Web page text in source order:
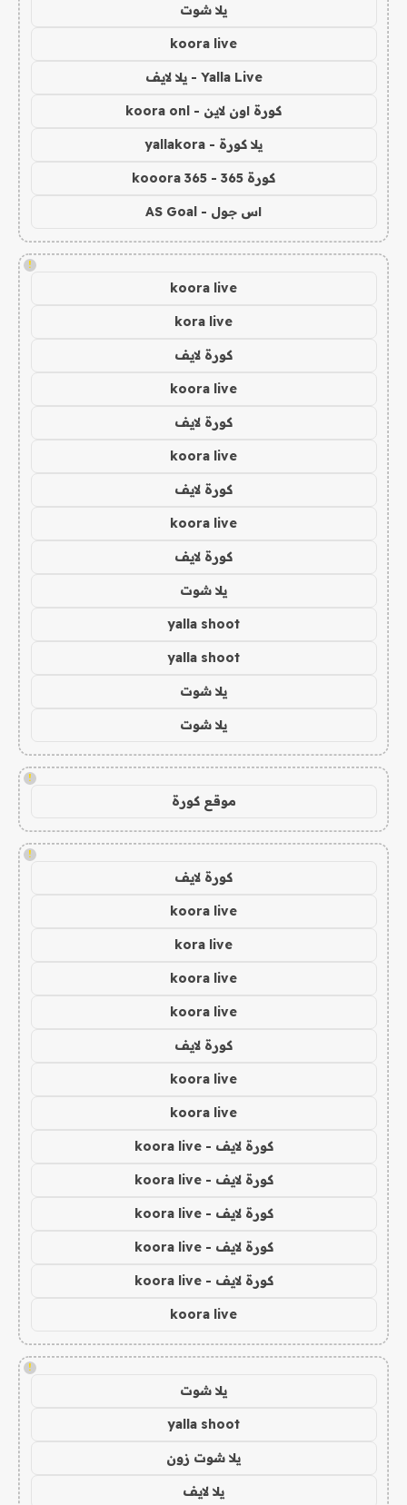
يلا شوت
koora live
Yalla Live - يلا لايف
كورة اون لاين - koora onl
يلا كورة - yallakora
كورة 365 - kooora 365
اس جول - AS Goal
!
koora live
kora live
كورة لايف
koora live
كورة لايف
koora live
كورة لايف
koora live
كورة لايف
يلا شوت
yalla shoot
yalla shoot
يلا شوت
يلا شوت
!
موقع كورة
!
كورة لايف
koora live
kora live
koora live
koora live
كورة لايف
koora live
koora live
كورة لايف - koora live
كورة لايف - koora live
كورة لايف - koora live
كورة لايف - koora live
كورة لايف - koora live
koora live
!
يلا شوت
yalla shoot
يلا شوت زون
يلا لايف